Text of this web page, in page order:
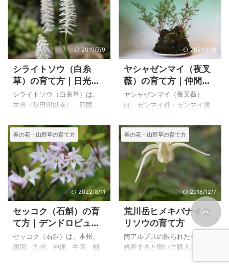
があり青森～岩手県の太平洋
側、中部地方～関東地方の内
陸部、岡山県、愛媛県の４か
所に自生しているが、どの自
生地も個体数が少ないようで
す。 このゲンジスミレの母種
が斑入りゲンジスミレという
ことです。植物の世界はかな
り複雑だと思いました。 上の
フイリゲンジスミレ（斑入源
日に自宅で撮影したもので
す。 フイリゲンジスミレ（斑
入源氏菫）の特徴と育て方 和
名 フイ ...
グサは白花ですが、名前のよ
うにベニバナエゾのチチコグ
サは花径の先に見え始めたこ
ろに紅色がとても愛らしい花
です。 その上、育てやすく、
増殖も旺盛なのでロックがー
でには欠かせない花になって
います。 上のベニバナエゾノ
チチコグサは、自宅で２００
７年４月２６日に撮影したも
コグサの特徴と育て方 ベニバ
ナエゾノチチコグサ ２００
４年４月１５日 撮影 栽培
品 ベ ...
2019/7/9
シライトソウ（白糸
草）の育て方｜日光植
物園のシライトソウ
シライトソウ（白糸草）は、
本州（秋田県以南）、四国、
谷沿いにに生える、１５～４
０cmの多年草です。 茎頂に長
さ１０～２０cmの総状花序を
だし、白花を多数つけます。
自生地は見たことがありませ
んが、日光植物園には沢山の
シライトソウが群生していて
とても見事でした。 空中湿度
が高く、様々な木が繁り、流
れや池もあるので、自生地の
ような雰囲気ではないかと思
うような場所になっていまし
2021/1/16
ヤシャゼンマイ（夜叉
薇）の育て方｜仲間の
ゼンマイ（薇）
ヤシャゼンマイ（夜叉薇）
は、ゼンマイ科・ゼンマイ属
の増水時に水をかぶるような
場所の岩場に生えます。 ゼン
マイが渓流の流れにも耐えれ
るように進化した種で、葉の
小羽片が水の抵抗を受けにく
いような細い楕円形になって
います。 持ち越した株が鑑賞
価値に優れることから、山野
草愛好家に好んで育てられて
いるようで、私も数本の株を
育てています。 水を切らすと
葉が傷んでしまいますが、そ
春の花・山野草の育て方
2022/8/11
セッコク（石斛）の育
て方｜デンドロビュー
ムの育て方
セッコク（石斛）は、本州、
四国、九州、沖縄、中国、朝
春の花・山野草の育て方
2018/12/7
荒川岳ヒメキバナイカ
リソウの育て方
南アルプスの限られた一部に
稀産すると聞いて購入したキ